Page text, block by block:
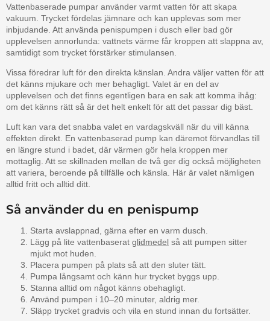
Vattenbaserade pumpar använder varmt vatten för att skapa
vakuum. Trycket fördelas jämnare och kan upplevas som mer
inbjudande. Att använda penispumpen i dusch eller bad gör
upplevelsen annorlunda: vattnets värme får kroppen att slappna av,
samtidigt som trycket förstärker stimulansen.
Vissa föredrar luft för den direkta känslan. Andra väljer vatten för att
det känns mjukare och mer behagligt. Valet är en del av
upplevelsen och det finns egentligen bara en sak att komma ihåg:
om det känns rätt så är det helt enkelt för att det passar dig bäst.
Luft kan vara det snabba valet en vardagskväll när du vill känna
effekten direkt. En vattenbaserad pump kan däremot förvandlas till
en längre stund i badet, där värmen gör hela kroppen mer
mottaglig. Att se skillnaden mellan de två ger dig också möjligheten
att variera, beroende på tillfälle och känsla. Här är valet nämligen
alltid fritt och alltid ditt.
Så använder du en penispump
Starta avslappnad, gärna efter en varm dusch.
Lägg på lite vattenbaserat glidmedel så att pumpen sitter
mjukt mot huden.
Placera pumpen på plats så att den sluter tätt.
Pumpa långsamt och känn hur trycket byggs upp.
Stanna alltid om något känns obehagligt.
Använd pumpen i 10–20 minuter, aldrig mer.
Släpp trycket gradvis och vila en stund innan du fortsätter.